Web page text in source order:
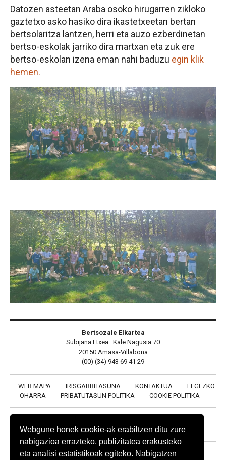
Webgune honek cookie-ak erabiltzen ditu zure
nabigazioa errazteko, publizitatea erakusteko
eta analisi estatistikoak egiteko. Nabigatzen
Datozen asteetan Araba osoko hirugarren zikloko
gaztetxo asko hasiko dira ikastetxeetan bertan
bertsolaritza lantzen, herri eta auzo ezberdinetan
bertso-eskolak jarriko dira martxan eta zuk ere
bertso-eskolan izena eman nahi baduzu egin klik
hemen.
Bertsozale Elkartea
Subijana Etxea · Kale Nagusia 70
20150 Amasa-Villabona
(00) (34) 943 69 41 29
WEB MAPA IRISGARRITASUNA KONTAKTUA
LEGEZKO
OHARRA
PRIBATUTASUN POLITIKA COOKIE POLITIKA
BABESLEAK